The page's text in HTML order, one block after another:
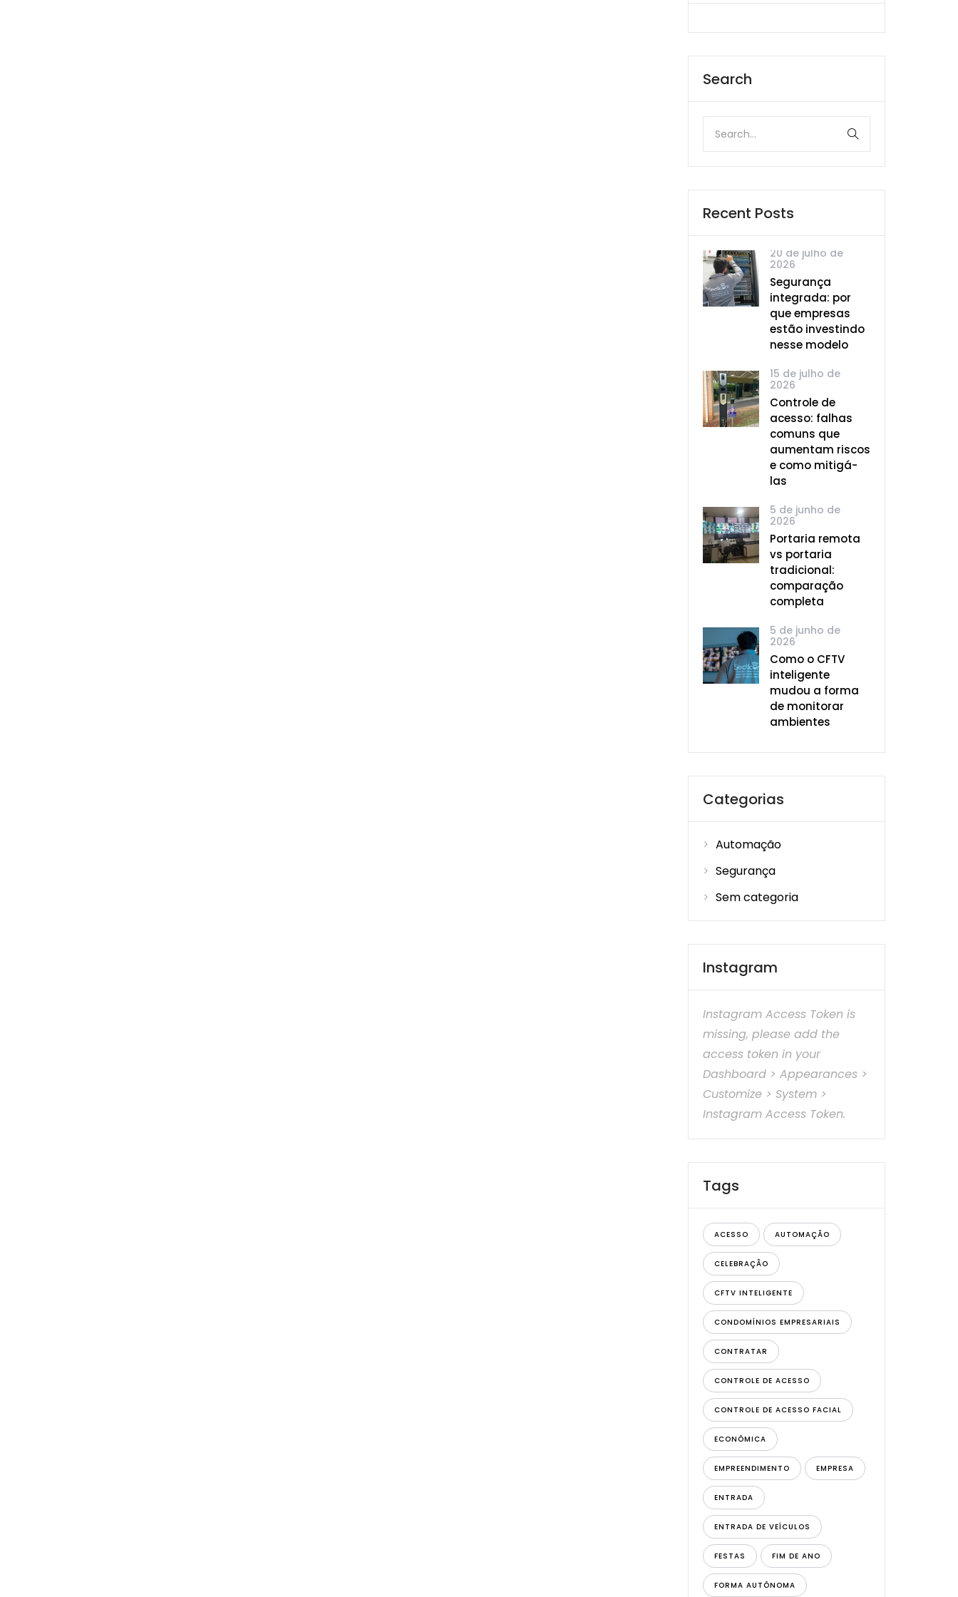
Search
Recent Posts
20 de julho de
2026
Segurança
integrada: por
que empresas
estão investindo
nesse modelo
15 de julho de
2026
Controle de
acesso: falhas
comuns que
aumentam riscos
e como mitigá-
las
5 de junho de
2026
Portaria remota
vs portaria
tradicional:
comparação
completa
5 de junho de
2026
Como o CFTV
inteligente
mudou a forma
de monitorar
ambientes
Categorias
Automação
Segurança
Sem categoria
Instagram
Instagram Access Token is
missing, please add the
access token in your
Dashboard > Appearances >
Customize > System >
Instagram Access Token.
Tags
ACESSO AUTOMAÇÃO
CELEBRAÇÃO
CFTV INTELIGENTE
CONDOMÍNIOS EMPRESARIAIS
CONTRATAR
CONTROLE DE ACESSO
CONTROLE DE ACESSO FACIAL
ECONÔMICA
EMPREENDIMENTO EMPRESA
ENTRADA
ENTRADA DE VEÍCULOS
FESTAS FIM DE ANO
FORMA AUTÔNOMA